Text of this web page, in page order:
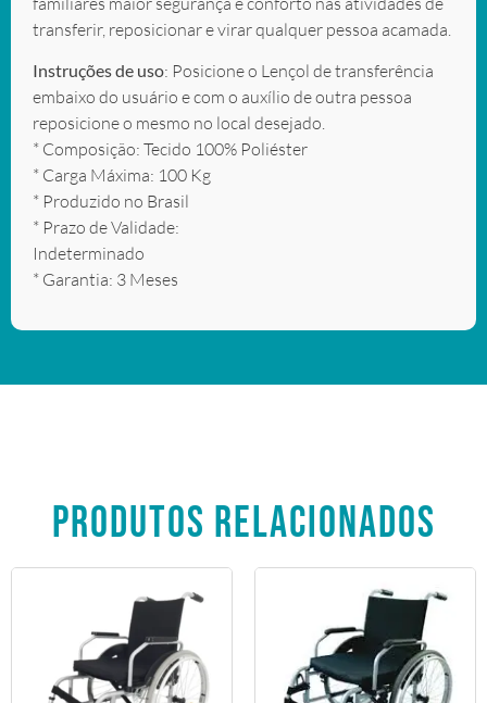
transferir, reposicionar e virar qualquer pessoa acamada.
Instruções de uso: Posicione o Lençol de transferência
embaixo do usuário e com o auxílio de outra pessoa
reposicione o mesmo no local desejado.
* Composição: Tecido 100% Poliéster
* Carga Máxima: 100 Kg
* Produzido no Brasil
* Prazo de Validade:
Indeterminado
* Garantia: 3 Meses
PRODUTOS RELACIONADOS